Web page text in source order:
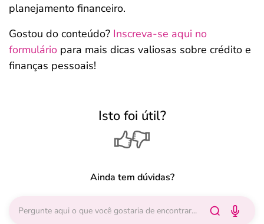
planejamento financeiro.
Gostou do conteúdo? Inscreva-se aqui no
formulário para mais dicas valiosas sobre crédito e
finanças pessoais!
Isto foi útil?
Ainda tem dúvidas?